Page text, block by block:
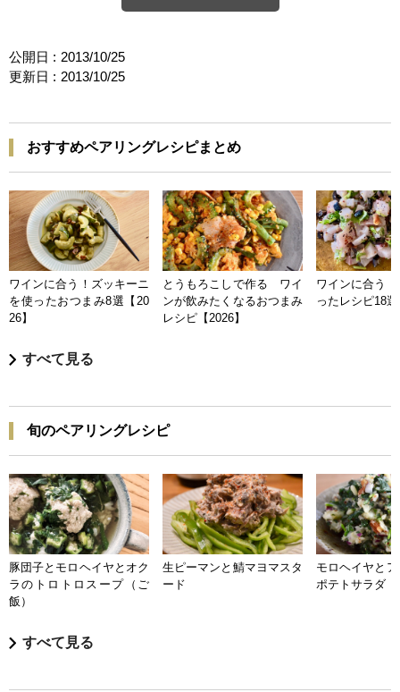
公開日 : 2013/10/25
更新日 : 2013/10/25
おすすめペアリングレシピまとめ
ワインに合う！ズッキーニ
を使ったおつまみ8選【20
26】
とうもろこしで作る ワイ
ンが飲みたくなるおつまみ
レシピ【2026】
ワインに合う
ったレシピ18
すべて見る
旬のペアリングレシピ
豚団子とモロヘイヤとオク
ラのトロトロスープ（ご
飯）
生ピーマンと鯖マヨマスタ
ード
モロヘイヤと
ポテトサラダ
すべて見る